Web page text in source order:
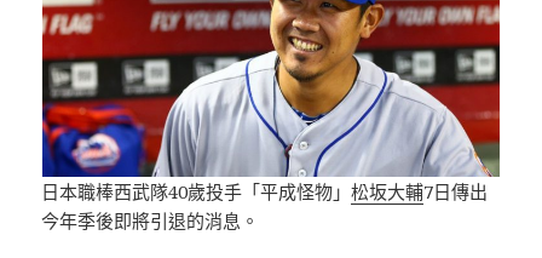
日本職棒西武隊40歲投手「平成怪物」松坂大輔7日傳出
今年季後即將引退的消息。